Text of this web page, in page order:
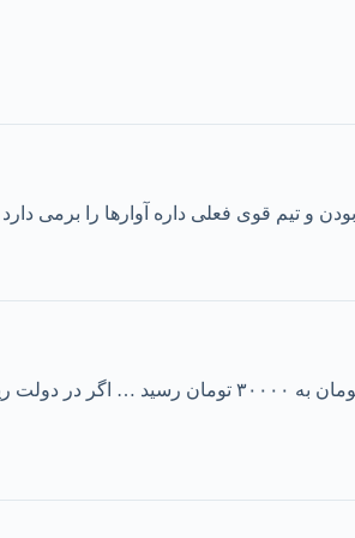
و تیم قوی فعلی داره آوارها را برمی دارد
در دولت حسن روحانی قیمت دلار ۱۰ برابر شد و